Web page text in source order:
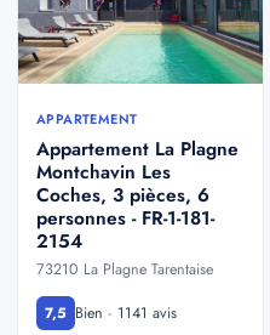
APPARTEMENT
Appartement La Plagne
Montchavin Les
Coches, 3 pièces, 6
personnes - FR-1-181-
2154
73210 La Plagne Tarentaise
7,5 Bien · 1141 avis